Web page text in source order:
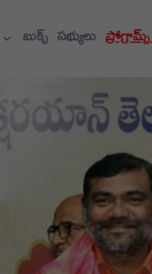
బుక్స్ సభ్యులు